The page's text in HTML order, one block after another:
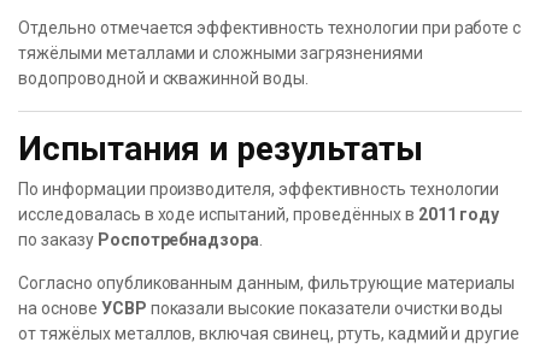
Отдельно отмечается эффективность технологии при работе с
тяжёлыми металлами и сложными загрязнениями
водопроводной и скважинной воды.
Испытания и результаты
По информации производителя, эффективность технологии
исследовалась в ходе испытаний, проведённых в 2011 году
по заказу Роспотребнадзора
Согласно опубликованным данным, фильтрующие материалы
на основе УСВР показали высокие показатели очистки воды
от тяжёлых металлов, включая свинец, ртуть, кадмий и другие